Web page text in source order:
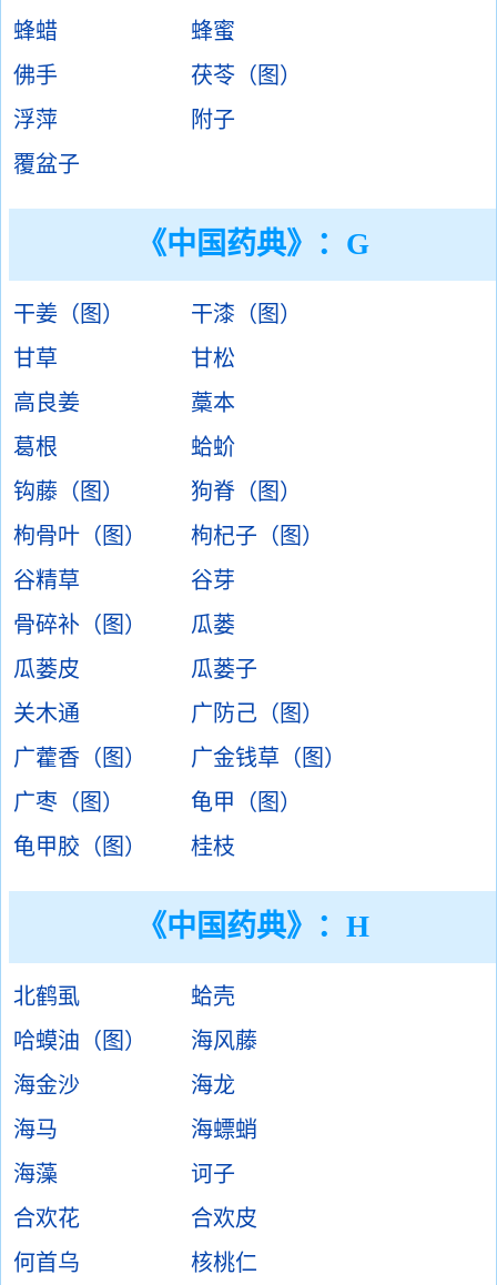
蜂蜡
蜂蜜
佛手
茯苓（图）
浮萍
附子
覆盆子
《中国药典》：G
干姜（图）
干漆（图）
甘草
甘松
高良姜
藁本
葛根
蛤蚧
钩藤（图）
狗脊（图）
枸骨叶（图）
枸杞子（图）
谷精草
谷芽
骨碎补（图）
瓜蒌
瓜蒌皮
瓜蒌子
关木通
广防己（图）
广藿香（图）
广金钱草（图）
广枣（图）
龟甲（图）
龟甲胶（图）
桂枝
《中国药典》：H
北鹤虱
蛤壳
哈蟆油（图）
海风藤
海金沙
海龙
海马
海螵蛸
海藻
诃子
合欢花
合欢皮
何首乌
核桃仁